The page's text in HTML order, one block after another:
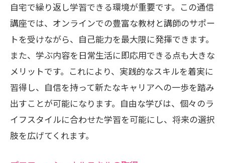
自宅で繰り返し学習できる環境が重要です。この通信
講座では、オンラインでの豊富な教材と講師のサポー
トを受けながら、自己能力を最大限に発揮できます。
また、学ぶ内容を日常生活に即応用できる点も大きな
メリットです。これにより、実践的なスキルを着実に
習得し、自信を持って新たなキャリアへの一歩を踏み
出すことが可能になります。自由な学びは、個々のラ
イフスタイルに合わせた学習を可能にし、将来の選択
肢を広げてくれます。